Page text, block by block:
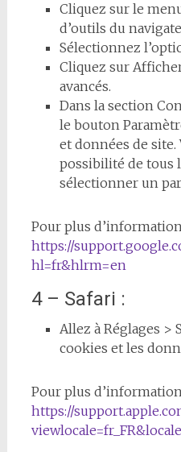
Cliquez sur le
d’outils du
Sélectionnez
Cliquez sur
avancés.
Dans la section
le bouton
et données de site.
possibilité de tous
sélectionner un
Pour plus
https://
hl=fr&hlrm=en
4 – Safari :
Allez à Réglages >
cookies et les
Pour plus
https://